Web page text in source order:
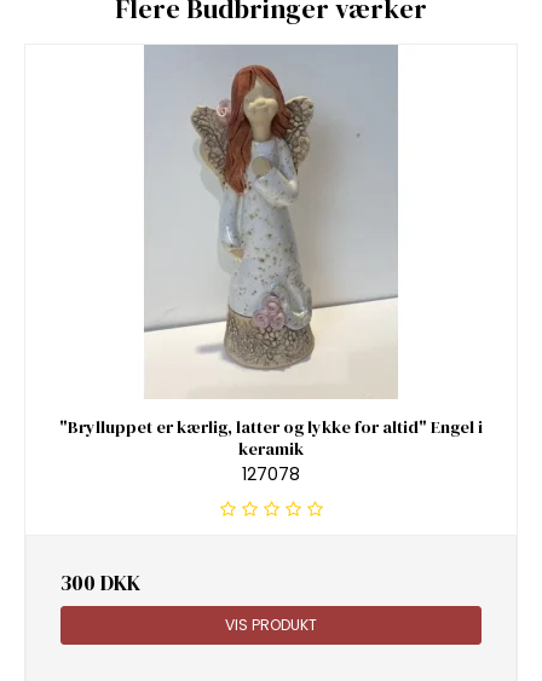
Flere Budbringer værker
"Brylluppet er kærlig, latter og lykke for altid" Engel i
keramik
127078
300 DKK
VIS PRODUKT